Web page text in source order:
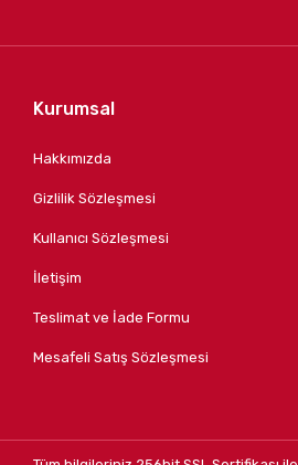
Kurumsal
Hakkımızda
Gizlilik Sözleşmesi
Kullanıcı Sözleşmesi
İletişim
Teslimat ve İade Formu
Mesafeli Satış Sözleşmesi